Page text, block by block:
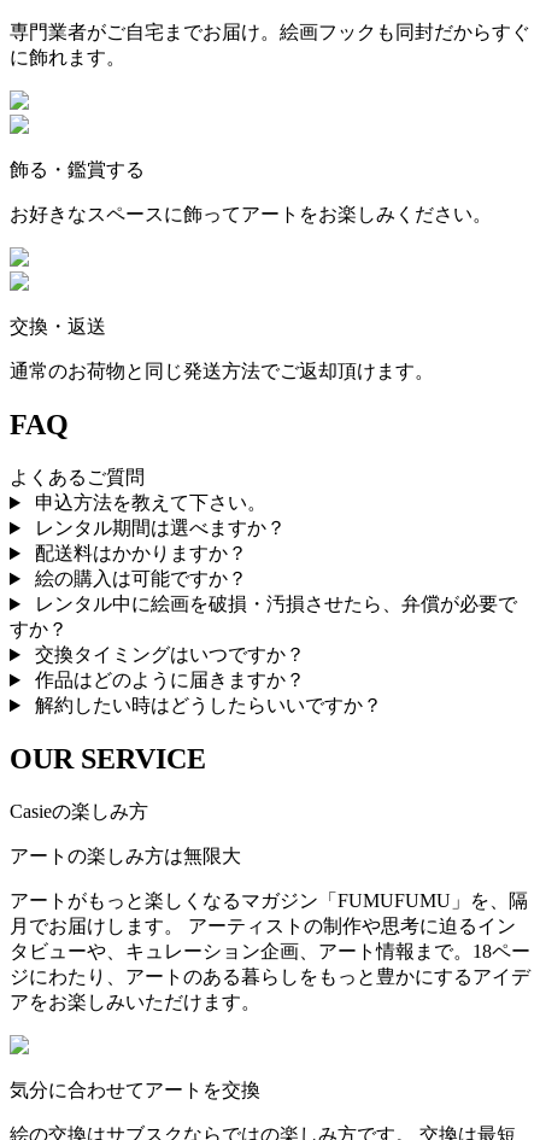
専門業者がご自宅までお届け。絵画フックも同封だからすぐ
に飾れます。
飾る・鑑賞する
お好きなスペースに飾ってアートをお楽しみください。
交換・返送
通常のお荷物と同じ発送方法でご返却頂けます。
FAQ
よくあるご質問
申込方法を教えて下さい。
レンタル期間は選べますか？
配送料はかかりますか？
絵の購入は可能ですか？
レンタル中に絵画を破損・汚損させたら、弁償が必要で
すか？
交換タイミングはいつですか？
作品はどのように届きますか？
解約したい時はどうしたらいいですか？
OUR SERVICE
Casieの楽しみ方
アートの楽しみ方は無限大
アートがもっと楽しくなるマガジン「FUMUFUMU」を、隔
月でお届けします。 アーティストの制作や思考に迫るイン
タビューや、キュレーション企画、アート情報まで。18ペー
ジにわたり、アートのある暮らしをもっと豊かにするアイデ
アをお楽しみいただけます。
気分に合わせてアートを交換
絵の交換はサブスクならではの楽しみ方です。 交換は最短